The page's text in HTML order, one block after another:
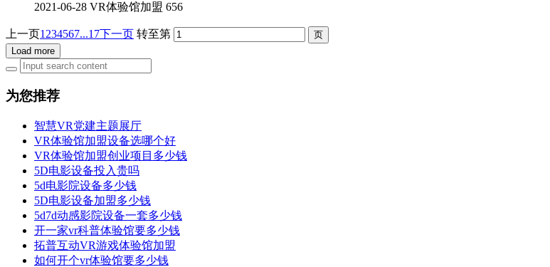
2021-06-28 VR体验馆加盟 656
上一页1 234567...17下一页 转至第
Load more
为您推荐
智慧VR党建主题展厅
VR体验馆加盟设备选哪个好
VR体验馆加盟创业项目多少钱
5D电影设备投入贵吗
5d电影院设备多少钱
5D电影设备加盟多少钱
5d7d动感影院设备一套多少钱
开一家vr科普体验馆要多少钱
拓普互动VR游戏体验馆加盟
如何开个vr体验馆要多少钱